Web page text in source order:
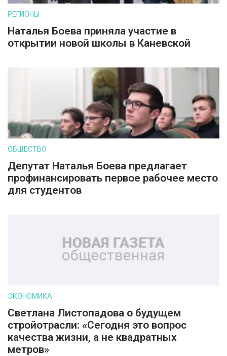
РЕГИОНЫ
Наталья Боева приняла участие в
открытии новой школы в Каневской
ОБЩЕСТВО
Депутат Наталья Боева предлагает
профинансировать первое рабочее место
для студентов
ЭКОНОМИКА
Светлана Листопадова о будущем
стройотрасли: «Сегодня это вопрос
качества жизни, а не квадратных
метров»